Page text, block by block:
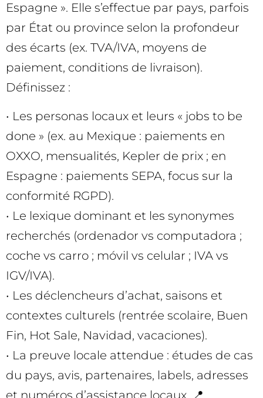
Espagne ». Elle s’effectue par pays, parfois
par État ou province selon la profondeur
des écarts (ex. TVA/IVA, moyens de
paiement, conditions de livraison).
Définissez :
• Les personas locaux et leurs « jobs to be
done » (ex. au Mexique : paiements en
OXXO, mensualités, Kepler de prix ; en
Espagne : paiements SEPA, focus sur la
conformité RGPD).
• Le lexique dominant et les synonymes
recherchés (ordenador vs computadora ;
coche vs carro ; móvil vs celular ; IVA vs
IGV/IVA).
• Les déclencheurs d’achat, saisons et
contextes culturels (rentrée scolaire, Buen
Fin, Hot Sale, Navidad, vacaciones).
• La preuve locale attendue : études de cas
du pays, avis, partenaires, labels, adresses
et numéros d’assistance locaux. 📍